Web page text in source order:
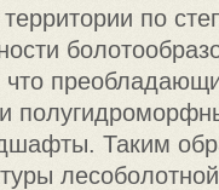
по
что
Таким